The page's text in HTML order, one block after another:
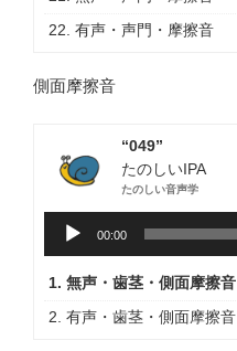
22. 有声・声門・摩擦音
側面摩擦音
“049”
たのしいIPA
たのしい音声学
レ
ー
00:00
1. 無声・歯茎・側面摩擦音
2. 有声・歯茎・側面摩擦音